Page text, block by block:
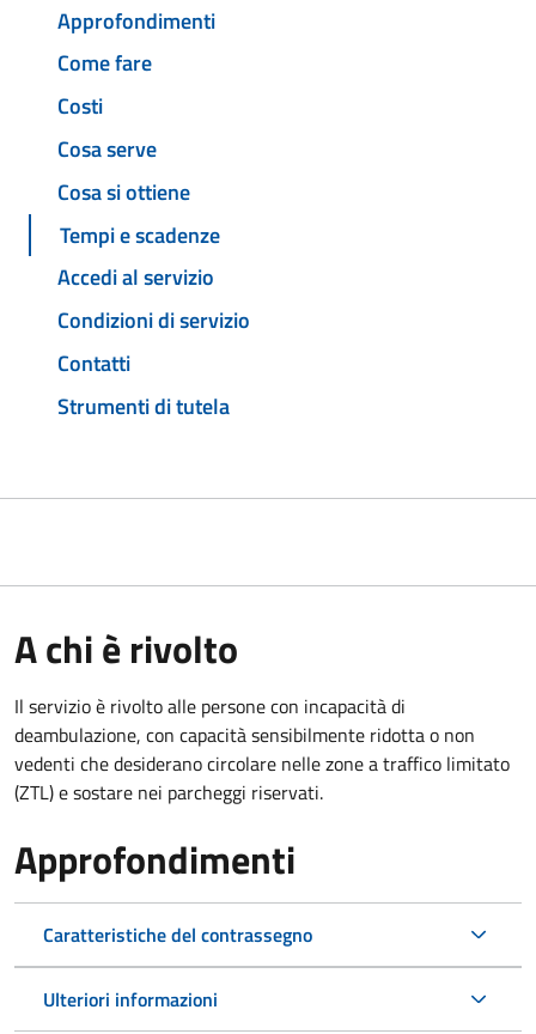
Approfondimenti
Come fare
Costi
Cosa serve
Cosa si ottiene
Tempi e scadenze
Accedi al servizio
Condizioni di servizio
Contatti
Strumenti di tutela
A chi è rivolto
Il servizio è rivolto alle persone con incapacità di
deambulazione, con capacità sensibilmente ridotta o non
vedenti che desiderano circolare nelle zone a traffico limitato
(ZTL) e sostare nei parcheggi riservati.
Approfondimenti
Caratteristiche del contrassegno
Ulteriori informazioni